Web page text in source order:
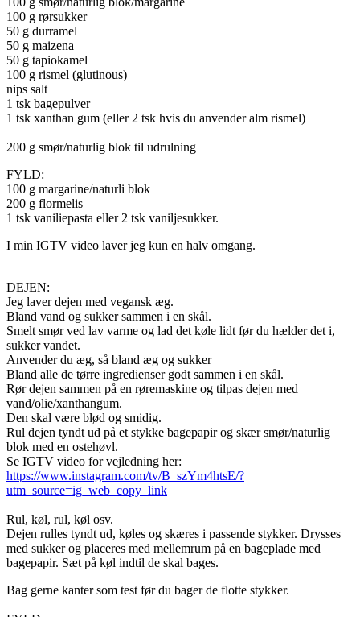
100 g rørsukker
50 g durramel
50 g maizena
50 g tapiokamel
100 g rismel (glutinous)
nips salt
1 tsk bagepulver
1 tsk xanthan gum (eller 2 tsk hvis du anvender alm rismel)
200 g smør/naturlig blok til udrulning
FYLD:
100 g margarine/naturli blok
200 g flormelis
1 tsk vaniliepasta eller 2 tsk vaniljesukker.
I min IGTV video laver jeg kun en halv omgang.
DEJEN:
Jeg laver dejen med vegansk æg.
Bland vand og sukker sammen i en skål.
Smelt smør ved lav varme og lad det køle lidt før du hælder det i,
sukker vandet.
Anvender du æg, så bland æg og sukker
Bland alle de tørre ingredienser godt sammen i en skål.
Rør dejen sammen på en røremaskine og tilpas dejen med
vand/olie/xanthangum.
Den skal være blød og smidig.
Rul dejen tyndt ud på et stykke bagepapir og skær smør/naturlig
blok med en ostehøvl.
Se IGTV video for vejledning her:
https://www.instagram.com/tv/B_szYm4htsE/?
utm_source=ig_web_copy_link
Rul, køl, rul, køl osv.
Dejen rulles tyndt ud, køles og skæres i passende stykker. Drysses
med sukker og placeres med mellemrum på en bageplade med
bagepapir. Sæt på køl indtil de skal bages.
Bag gerne kanter som test før du bager de flotte stykker.